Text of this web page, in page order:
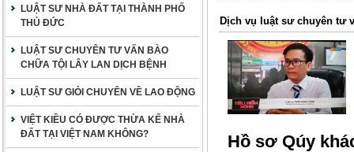
LUẬT SƯ NHÀ ĐẤT TẠI THÀNH PHỐ
THỦ ĐỨC
LUẬT SƯ CHUYÊN TƯ VẤN BÀO
CHỮA TỘI LÂY LAN DỊCH BỆNH
LUẬT SƯ GIỎI CHUYÊN VỀ LAO ĐỘNG
VIỆT KIỀU CÓ ĐƯỢC THỪA KẾ NHÀ
ĐẤT TẠI VIỆT NAM KHÔNG?
Dịch vụ luật sư chuyên tư
Hồ sơ Qúy